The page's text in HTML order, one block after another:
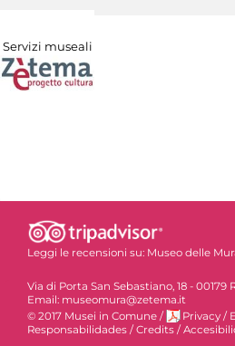
Servizi museali
Leggi le recensioni su: Museo delle
Via di Porta San Sebastiano, 18 - 00179
Email: museomura@zetema.it
© 2017 Musei in Comune / Privacy /
Responsabilidades / Credits /